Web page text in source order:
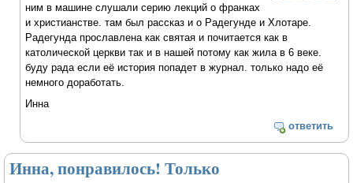
ним в машине слушали серию лекций о франках
и христианстве. там был рассказ и о Радегунде и Хлотаре.
Радегунда прославлена как святая и почитается как в
католической церкви так и в нашей потому как жила в 6 веке.
буду рада если её история попадет в журнал. только надо её
немного доработать.
Инна
ответить
Инна, понравилось! Только